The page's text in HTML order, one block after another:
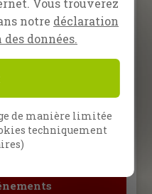
France
à
Allemagne
Vous trouverez
notre déclaration
données.
de manière limitée
techniquement